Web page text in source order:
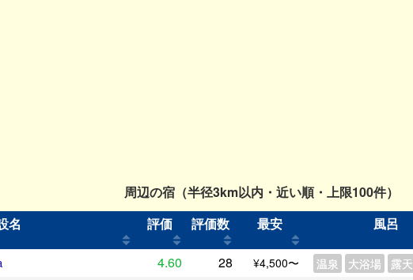
周辺の宿（半径3km以内・近い順・上限100件）
名
評価 評価数 最安 風呂
4.60 28 ¥4,500〜 温泉 大浴場 露天